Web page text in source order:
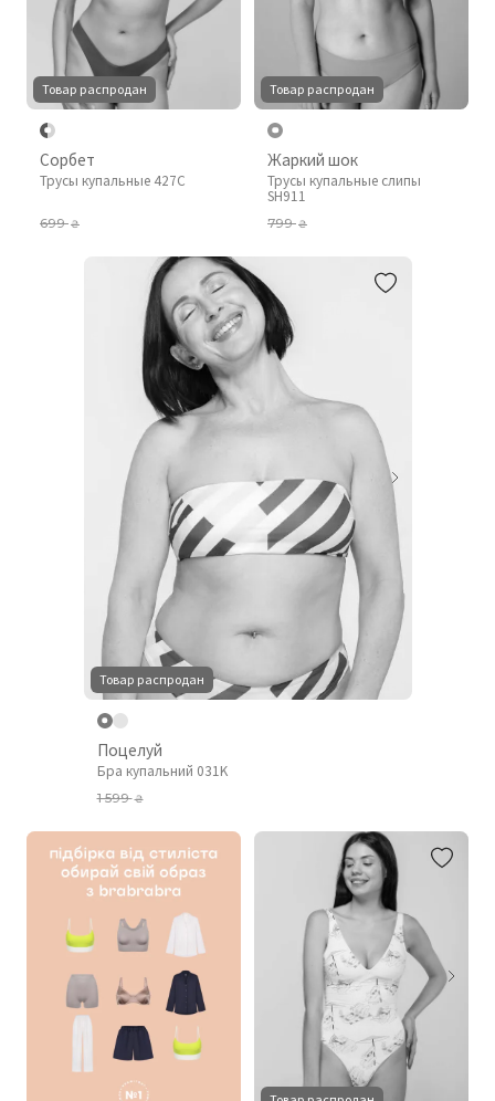
Товар распродан
Сорбет
Трусы купальные 427C
699₴
Товар распродан
Жаркий шок
Трусы купальные слипы
SH911
799₴
Товар распродан
Поцелуй
Бра купальний 031K
1 599₴